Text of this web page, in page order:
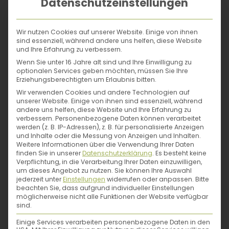
Bitte in dem E-Mail, das du gleich erhältst, zuerst
deine Newsletter-Anmeldung bestätigen, dann
bekommst du dasPDF-Booklet zugeschickt. Du
erteilst uns die Erlaubnis, dir per E-Mail Tipps und
Anleitungen zum Thema Selbstversorgung zu
schicken. Du kannst dich jederzeit abmelden.
zum Datenschutz gibt’s hier!
Los geht’s!
Die
Idealbedingungen
für den
Austernpilz
Raumtemperatur
Austernpilze
wachsen im Wald in
der Nähe von Moos
Wir nutzen Cookies auf unserer Website. Einige von ihnen
sind essenziell, während andere uns helfen, diese Website
und Ihre Erfahrung zu verbessern.
Wenn Sie unter 16 Jahre alt sind und Ihre Einwilligung zu
optionalen Services geben möchten, müssen Sie Ihre
Erziehungsberechtigten um Erlaubnis bitten.
Wir verwenden Cookies und andere Technologien auf
unserer Website. Einige von ihnen sind essenziell, während
andere uns helfen, diese Website und Ihre Erfahrung zu
verbessern. Personenbezogene Daten können verarbeitet
werden (z. B. IP-Adressen), z. B. für personalisierte Anzeigen
und Inhalte oder die Messung von Anzeigen und Inhalten.
Weitere Informationen über die Verwendung Ihrer Daten
finden Sie in unsererDatenschutzerklärung. Es besteht keine
Verpflichtung, in die Verarbeitung Ihrer Daten einzuwilligen,
um dieses Angebot zu nutzen. Sie können Ihre Auswahl
jederzeit unterEinstellungen widerrufen oder anpassen. Bitte
beachten Sie, dass aufgrund individueller Einstellungen
möglicherweise nicht alle Funktionen der Website verfügbar
sind.
Einige Services verarbeiten personenbezogene Daten in den